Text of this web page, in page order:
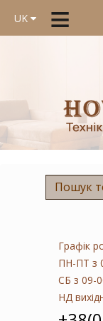
UK ≡
Графік
ПН-ПТ з
СБ з 09-
НД